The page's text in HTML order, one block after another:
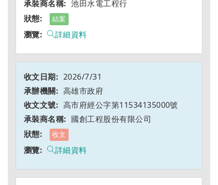
池田水電工程行
結案
詳細資料
2026/7/31
高雄市政府
高市府經公字第11534135000號
國創工程股份有限公司
收文
詳細資料